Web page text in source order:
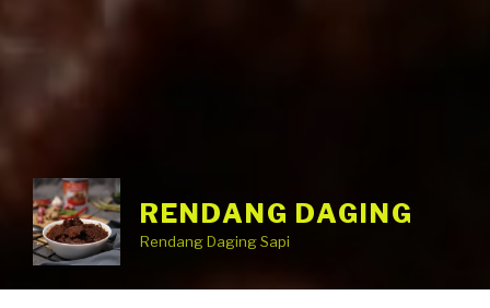
RENDANG DAGING
Rendang Daging Sapi